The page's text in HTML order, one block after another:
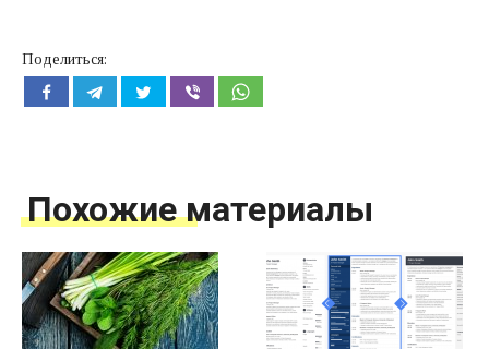
Поделиться:
Похожие материалы